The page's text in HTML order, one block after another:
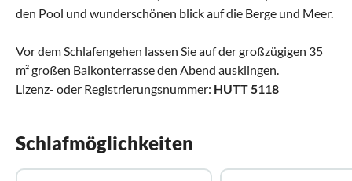
den Pool und wunderschönen blick auf die Berge und Meer.
Vor dem Schlafengehen lassen Sie auf der großzügigen 35
m² großen Balkonterrasse den Abend ausklingen.
Lizenz- oder Registrierungsnummer: HUTT 5118
Schlafmöglichkeiten